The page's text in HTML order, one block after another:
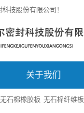
技股份有限公司！
关于我们
无石棉橡胶板 无石棉纤维板